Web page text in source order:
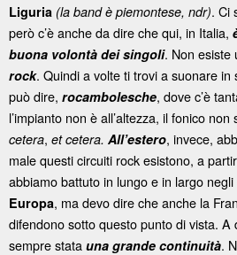
Liguria (la band è piemontese, ndr). Ci
però c’è anche da dire che qui, in Italia,
buona volontà dei singoli. Non esiste
rock. Quindi a volte ti trovi a suonare in
può dire, rocambolesche, dove c’è
l’impianto non è all’altezza, il fonico
cetera, et cetera. All’estero, invece,
male questi circuiti rock esistono, a
abbiamo battuto in lungo e in largo negli
Europa, ma devo dire che anche la
difendono sotto questo punto di vista. A
sempre stata una grande continuità.